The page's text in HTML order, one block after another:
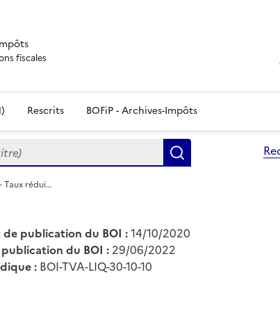
fiscales
Rescrits BOFiP - Archives-Impôts
Taux rédui…
publication du BOI :14/10/2020
du BOI : 29/06/2022
: BOI-TVA-LIQ-30-10-10